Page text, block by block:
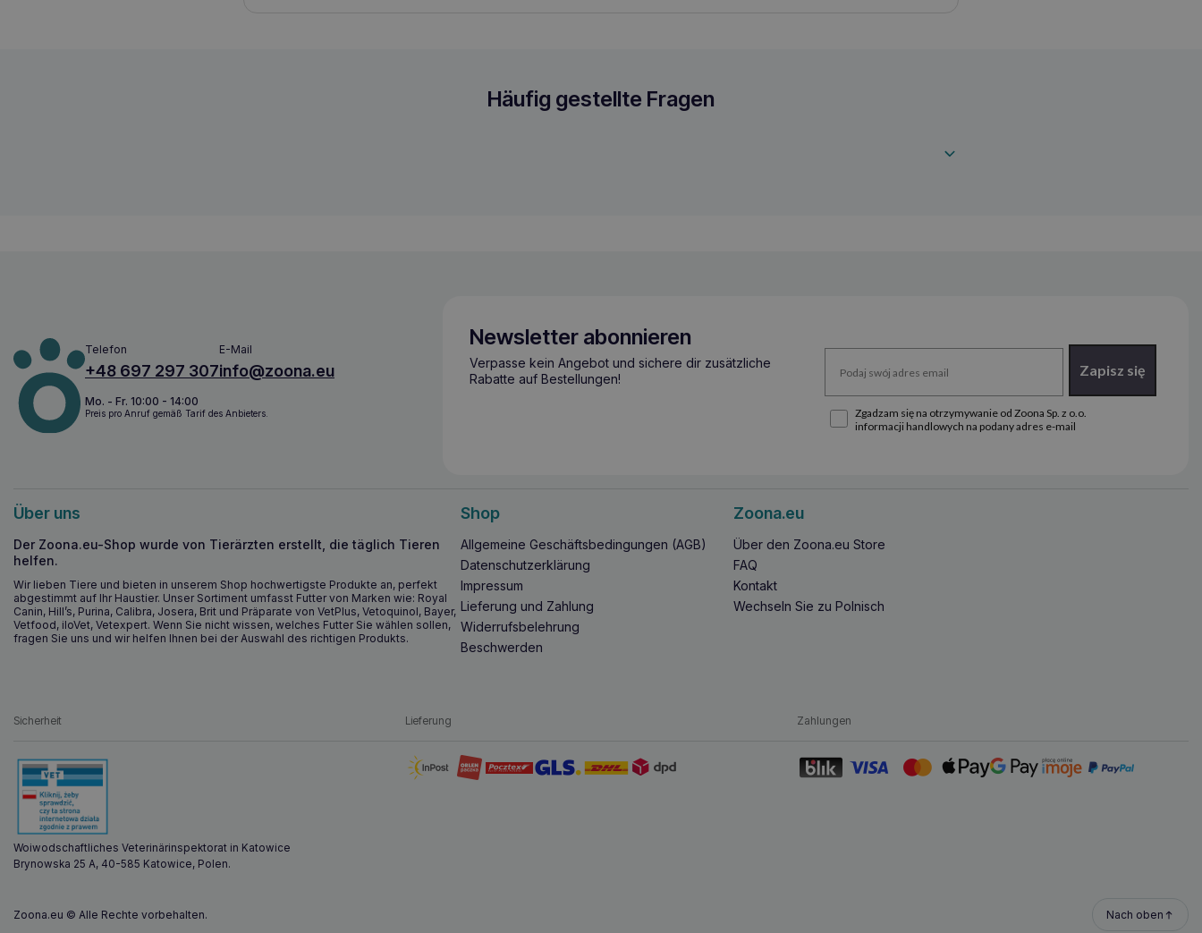
VET EXPERT Geruchslösung Soaker Hund 500ml Neutralisator
Häufig gestellte Fragen
Telefon
+48 697 297 307
E-Mail
info@zoona.eu
Mo. - Fr. 10:00 - 14:00
Preis pro Anruf gemäß Tarif des Anbieters.
Newsletter abonnieren
Verpasse kein Angebot und sichere dir zusätzliche
Rabatte auf Bestellungen!
Zapisz się
Zgadzam się na otrzymywanie od Zoona Sp. z o.o.
informacji handlowych na podany adres e-mail
Über uns
Der Zoona.eu-Shop wurde von Tierärzten erstellt, die täglich Tieren
helfen.
Wir lieben Tiere und bieten in unserem Shop hochwertigste Produkte an, perfekt
abgestimmt auf Ihr Haustier. Unser Sortiment umfasst Futter von Marken wie: Royal
Canin, Hill’s, Purina, Calibra, Josera, Brit und Präparate von VetPlus, Vetoquinol, Bayer,
Vetfood, iloVet, Vetexpert. Wenn Sie nicht wissen, welches Futter Sie wählen sollen,
fragen Sie uns und wir helfen Ihnen bei der Auswahl des richtigen Produkts.
Shop
Allgemeine Geschäftsbedingungen (AGB)
Datenschutzerklärung
Impressum
Lieferung und Zahlung
Widerrufsbelehrung
Beschwerden
Zoona.eu
Über den Zoona.eu Store
FAQ
Kontakt
Wechseln Sie zu Polnisch
Sicherheit
Woiwodschaftliches Veterinärinspektorat in Katowice
Brynowska 25 A, 40-585 Katowice, Polen.
Lieferung Zahlungen
Zoona.eu © Alle Rechte vorbehalten. Nach oben